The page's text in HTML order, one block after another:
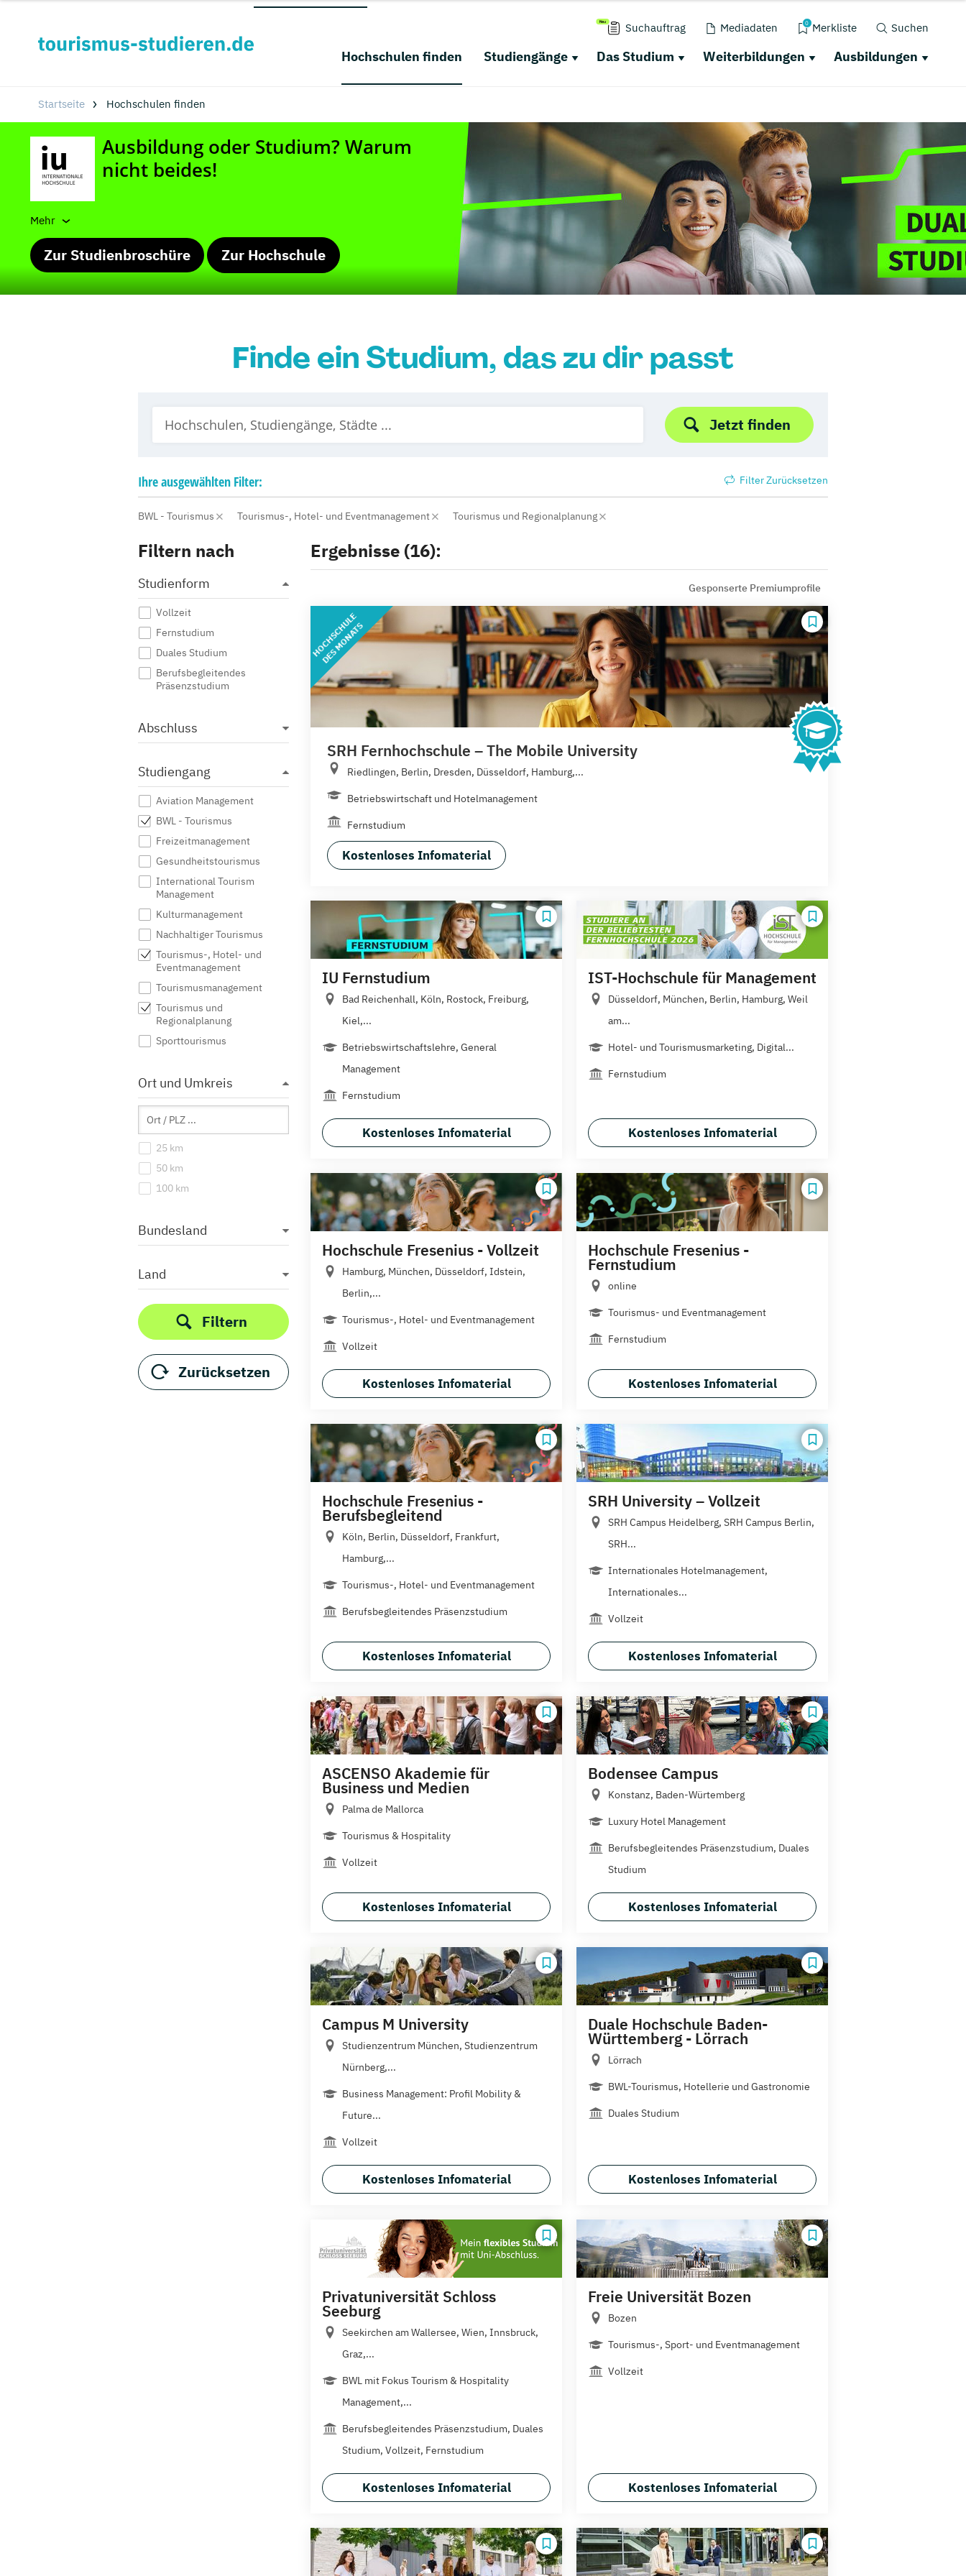
Suchauftrag Mediadaten 0 Merkliste Suchen
Hochschulen finden Studiengänge Das Studium Weiterbildungen Ausbildungen
Startseite Hochschulen finden
Mehr
Zur Studienbroschüre Zur Hochschule
Finde ein Studium, das zu dir passt
Jetzt finden
Ihreausgewählten Filter: Filter Zurücksetzen
BWL - Tourismus Tourismus-, Hotel- und Eventmanagement Tourismus und Regionalplanung
Filtern nach
Studienform
Vollzeit
Fernstudium
Duales Studium
Berufsbegleitendes
Präsenzstudium
Abschluss
Studiengang
Aviation Management
BWL - Tourismus
Freizeitmanagement
Gesundheitstourismus
International Tourism
Management
Kulturmanagement
Nachhaltiger Tourismus
Tourismus-, Hotel- und
Eventmanagement
Tourismusmanagement
Tourismus und
Regionalplanung
Sporttourismus
Ort und Umkreis
25 km
50 km
100 km
Bundesland
Land
Filtern
Zurücksetzen
Ergebnisse (16):
Gesponserte Premiumprofile
HOCHSCHULE
DES MONATS
SRH Fernhochschule – The Mobile University
Riedlingen, Berlin, Dresden, Düsseldorf, Hamburg,...
Betriebswirtschaft und Hotelmanagement
Fernstudium
Kostenloses Infomaterial
IU Fernstudium
Bad Reichenhall, Köln, Rostock, Freiburg,
Kiel,...
Betriebswirtschaftslehre, General
Management
Fernstudium
Kostenloses Infomaterial
IST-Hochschule für Management
Düsseldorf, München, Berlin, Hamburg, Weil
am...
Hotel- und Tourismusmarketing, Digital...
Fernstudium
Kostenloses Infomaterial
Hochschule Fresenius - Vollzeit
Hamburg, München, Düsseldorf, Idstein,
Berlin,...
Tourismus-, Hotel- und Eventmanagement
Vollzeit
Kostenloses Infomaterial
Hochschule Fresenius -
Fernstudium
online
Tourismus- und Eventmanagement
Fernstudium
Kostenloses Infomaterial
Hochschule Fresenius -
Berufsbegleitend
Köln, Berlin, Düsseldorf, Frankfurt,
Hamburg,...
Tourismus-, Hotel- und Eventmanagement
Berufsbegleitendes Präsenzstudium
Kostenloses Infomaterial
SRH University – Vollzeit
SRH Campus Heidelberg, SRH Campus Berlin,
SRH...
Internationales Hotelmanagement,
Internationales...
Vollzeit
Kostenloses Infomaterial
ASCENSO Akademie für
Business und Medien
Palma de Mallorca
Tourismus & Hospitality
Vollzeit
Kostenloses Infomaterial
Bodensee Campus
Konstanz, Baden-Würtemberg
Luxury Hotel Management
Berufsbegleitendes Präsenzstudium, Duales
Studium
Kostenloses Infomaterial
Campus M University
Studienzentrum München, Studienzentrum
Nürnberg,...
Business Management: Profil Mobility &
Future...
Vollzeit
Kostenloses Infomaterial
Duale Hochschule Baden-
Württemberg - Lörrach
Lörrach
BWL-Tourismus, Hotellerie und Gastronomie
Duales Studium
Kostenloses Infomaterial
Privatuniversität Schloss
Seeburg
Seekirchen am Wallersee, Wien, Innsbruck,
Graz,...
BWL mit Fokus Tourism & Hospitality
Management,...
Berufsbegleitendes Präsenzstudium, Duales
Studium, Vollzeit, Fernstudium
Kostenloses Infomaterial
Freie Universität Bozen
Bozen
Tourismus-, Sport- und Eventmanagement
Vollzeit
Kostenloses Infomaterial